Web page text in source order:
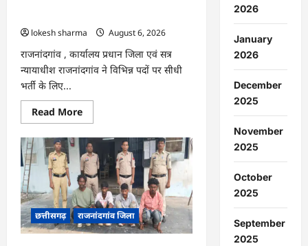
lokesh sharma
August 6, 2026
राजनांदगांव , कार्यालय प्रधान जिला एवं सत्र
न्यायाधीश राजनांदगांव ने विभिन्न पदों पर सीधी
भर्ती के लिए...
Read MoreRead
more
राजनांदगांव
सीधी
भर्ती
के
लिए
जारी
विज्ञापन
में
संशोधन…
छत्तीसगढ़ राजनांदगांव जिला
2026
January
2026
December
2025
November
2025
October
2025
September
2025